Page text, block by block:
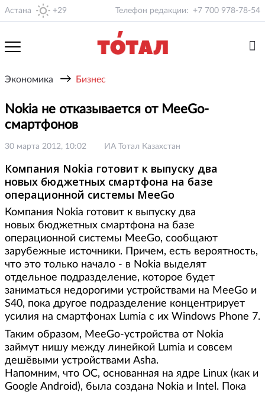
Астана +29 Телефон редакции: +7 700 978-78-54
Экономика → Бизнес
Nokia не отказывается от MeeGo-
смартфонов
30 марта 2012, 10:02 ИА Тотал Казахстан
Компания Nokia готовит к выпуску два
новых бюджетных смартфона на базе
операционной системы MeeGo
Компания Nokia готовит к выпуску два
новых бюджетных смартфона на базе
операционной системы MeeGo, сообщают
зарубежные источники. Причем, есть вероятность,
что это только начало - в Nokia выделят
отдельное подразделение, которое будет
заниматься недорогими устройствами на MeeGo и
S40, пока другое подразделение концентрирует
усилия на смартфонах Lumia с их Windows Phone 7.
Таким образом, MeeGo-устройства от Nokia
займут нишу между линейкой Lumia и совсем
дешёвыми устройствами Asha.
Напомним, что ОС, основанная на ядре Linux (как и
Google Android), была создана Nokia и Intel. Пока